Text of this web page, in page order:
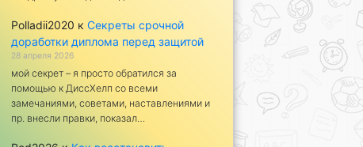
Polladii2020 к Секреты срочной
доработки диплома перед защитой
28 апреля 2026
мой секрет – я просто обратился за
помощью к ДиссХелп со всеми
замечаниями, советами, наставлениями и
пр. внесли правки, показал…